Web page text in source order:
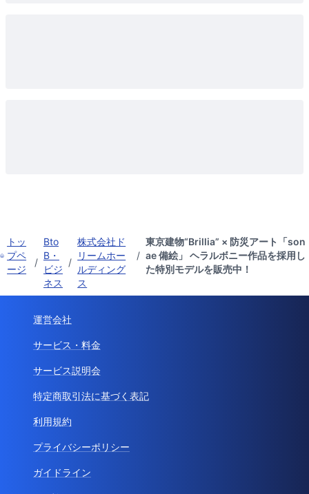
トッ
プペ
ージ
/
Bto
B・
ビジ
ネス
/
株式会社ド
リームホー
ルディング
ス
/
東京建物“Brillia” × 防災アート「son
ae 備絵」 ヘラルボニー作品を採用し
た特別モデルを販売中！
運営会社
サービス・料金
サービス説明会
特定商取引法に基づく表記
利用規約
プライバシーポリシー
ガイドライン